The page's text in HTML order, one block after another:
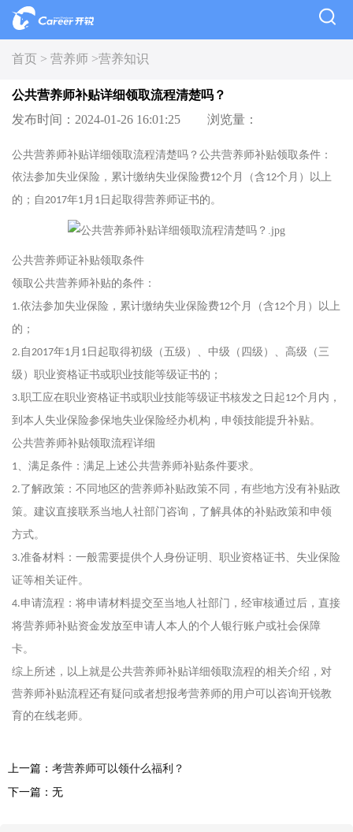
首页 > 营养师 >营养知识
公共营养师补贴详细领取流程清楚吗？
发布时间：2024-01-26 16:01:25
浏览量：
公共营养师补贴详细领取流程清楚吗？公共营养师补贴领取条件：
依法参加失业保险，累计缴纳失业保险费12个月（含12个月）以上
的；自2017年1月 1 日起取得营养师证书的。
公共营养师证补贴领取条件
领取公共营养师补贴的条件：
1.依法参加失业保险，累计缴纳失业保险费12个月（含12个月）以上
的；
2. 自2017年1月 1 日起取得初级（五级）、中级（四级）、高级（三
级）职业资格证书或职业技能等级证书的；
3.职工应在职业资格证书或职业技能等级证书核发之日起12个月内，
到本人失业保险参保地失业保险经办机构，申领技能提升补贴。
公共营养师补贴领取流程详细
1、满足条件：满足上述公共营养师补贴条件要求。
2.了解政策：不同地区的营养师补贴政策不同，有些地方没有补贴政
策。建议直接联系当地人社部门咨询，了解具体的补贴政策和申领
方式。
3.准备材料：一般需要提供个人身份证明、职业资格证书、失业保险
证等相关证件。
4.申请流程：将申请材料提交至当地人社部门，经审核通过后，直接
将营养师补贴资金发放至申请人本人的个人银行账户或社会保障
卡。
综上所述，以上就是公共营养师补贴详细领取流程的相关介绍，对
营养师补贴流程还有疑问或者想报考营养师的用户可以咨询开锐教
育的在线老师。
上一篇： 考营养师可以领什么福利？
下一篇：无